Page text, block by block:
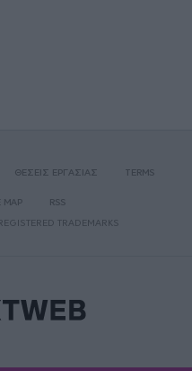
ΘΕΣΕΙΣ ΕΡΓΑΣΙΑΣ TERMS
MAP
RSS
TRADEMARKS